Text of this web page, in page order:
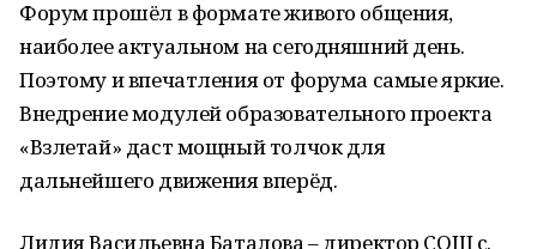
Форум прошёл в формате живого общения,
наиболее актуальном на сегодняшний день.
Поэтому и впечатления от форума самые яркие.
Внедрение модулей образовательного проекта
«Взлетай» даст мощный толчок для
дальнейшего движения вперёд.
Лидия Васильевна Баталова – директор СОШ с.